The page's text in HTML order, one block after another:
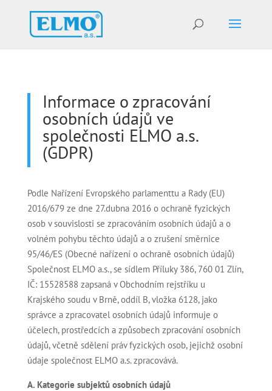
Informace o zpracování
osobních údajů ve
společnosti ELMO a.s.
(GDPR)
Podle Nařízení Evropského parlamenttu a Rady (EU)
2016/679 ze dne 27.dubna 2016 o ochraně fyzických
osob v souvislosti se zpracováním osobních údajů a o
volném pohybu těchto údajů a o zrušení směrnice
95/46/ES (Obecné nařízení o ochraně osobních údajů)
Společnost ELMO a.s., se sídlem Příluky 386, 760 01 Zlín,
IČ: 15528588 zapsaná v Obchodním rejstříku u
Krajského soudu v Brně, oddíl B, vložka 6128, jako
správce a zpracovatel osobních údajů informuje o
účelech, prostředcích a způsobech zpracování osobních
údajů, včetně sdělení práv fyzických osob, jejichž osobní
údaje společnost ELMO a.s. zpracovává.
A. Kategorie subjektů osobních údajů